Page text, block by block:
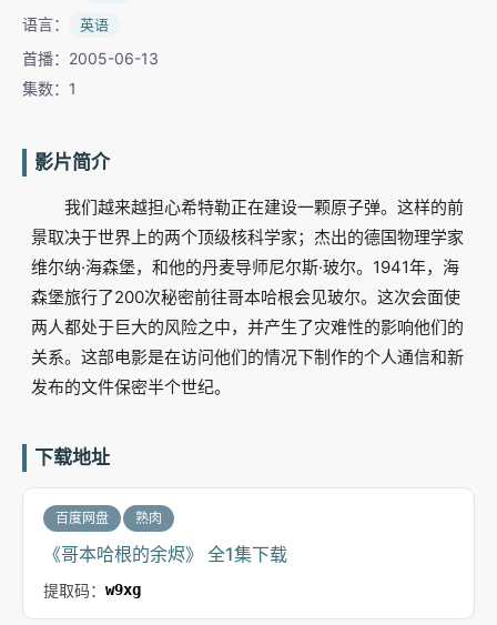
语言： 英语
首播：2005-06-13
集数：1
影片简介
我们越来越担心希特勒正在建设一颗原子弹。这样的前
景取决于世界上的两个顶级核科学家；杰出的德国物理学家
维尔纳·海森堡，和他的丹麦导师尼尔斯·玻尔。1941年，海
森堡旅行了200次秘密前往哥本哈根会见玻尔。这次会面使
两人都处于巨大的风险之中，并产生了灾难性的影响他们的
关系。这部电影是在访问他们的情况下制作的个人通信和新
发布的文件保密半个世纪。
下载地址
百度网盘 熟肉
《哥本哈根的余烬》 全1集下载
提取码： w9xg